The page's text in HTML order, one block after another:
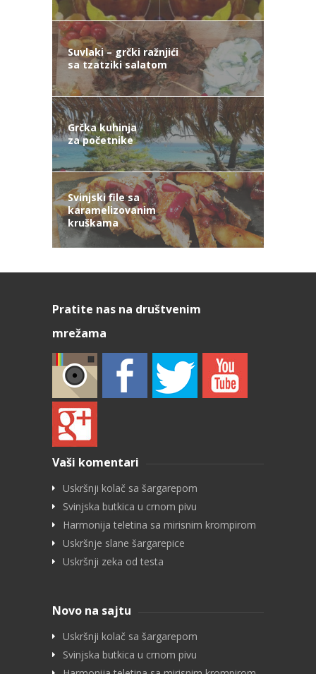
Suvlaki – grčki ražnjići
sa tzatziki salatom
Grčka kuhinja
za početnike
Svinjski file sa
karamelizovanim
kruškama
Pratite nas na društvenim
mrežama
Vaši komentari
Uskršnji kolač sa šargarepom
Svinjska butkica u crnom pivu
Harmonija teletina sa mirisnim krompirom
Uskršnje slane šargarepice
Uskršnji zeka od testa
Novo na sajtu
Uskršnji kolač sa šargarepom
Svinjska butkica u crnom pivu